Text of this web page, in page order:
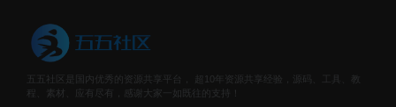
五五社区是国内优秀的资源共享平台， 超10年资源共享经验，源码、工具、教
程、素材、应有尽有，感谢大家一如既往的支持！